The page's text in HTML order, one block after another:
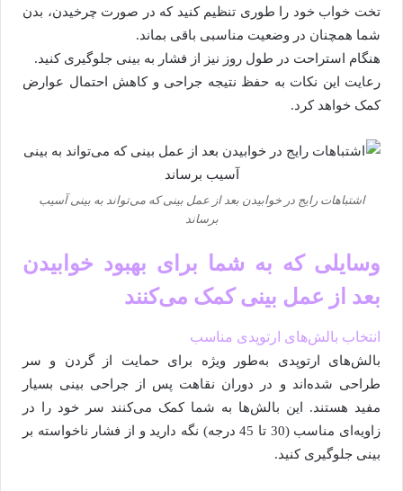
تخت خواب خود را طوری تنظیم کنید که در صورت چرخیدن، بدن
شما همچنان در وضعیت مناسبی باقی بماند.
هنگام استراحت در طول روز نیز از فشار به بینی جلوگیری کنید.
رعایت این نکات به حفظ نتیجه جراحی و کاهش احتمال عوارض
کمک خواهد کرد.
اشتباهات رایج در خوابیدن بعد از عمل بینی که می‌تواند به بینی آسیب
برساند
وسایلی که به شما برای بهبود خوابیدن
بعد از عمل بینی کمک می‌کنند
انتخاب بالش‌های ارتوپدی مناسب
بالش‌های ارتوپدی به‌طور ویژه برای حمایت از گردن و سر
طراحی شده‌اند و در دوران نقاهت پس از جراحی بینی بسیار
مفید هستند. این بالش‌ها به شما کمک می‌کنند سر خود را در
زاویه‌ای مناسب (30 تا 45 درجه) نگه دارید و از فشار ناخواسته بر
بینی جلوگیری کنید.